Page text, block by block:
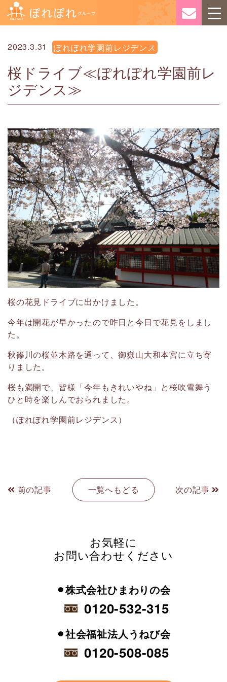
2023.3.31 ぽれぽれ学園前レジデンス
桜ドライブ≪ぽれぽれ学園前レ
ジデンス≫
桜の花見ドライブに出かけました。
今年は開花が早かったので昨日と今日で花見をしまし
た。
秋篠川の桜並木路を通って、御嶽山大和本宮に立ち寄
りました。
桜も満開で、皆様「今年もきれいやね」と桜吹雪舞う
ひと時を楽しんでおられました。
（ぽれぽれ学園前レジデンス）
前の記事 一覧へもどる 次の記事
お気軽に
お問い合わせください
⚫︎株式会社ひまわりの会
0120-532-315
⚫︎社会福祉法人うねび会
0120-508-085